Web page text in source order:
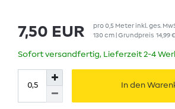
7,50 EUR pro0,5 Meterinkl. ges.
130 cm | Grundpreis 14,99
Sofort versandfertig, Lieferzeit 2-4
In den